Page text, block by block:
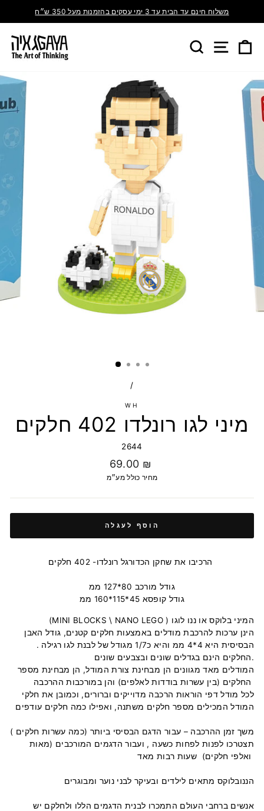
משלוח חינם עד הבית עד 3 ימי עסקים בהזמנות מעל 350 ש״ח
/
WH
מיני לגו רונלדו 402 חלקים
2644
מחיר
רגיל
69.00 ₪
מחיר כולל מע״מ
הוסף לעגלה
גודל מורכב 80*127 ממ
גודל קופסא 45*115*160 ממ
(MINI BLOCKS \ NANO LEGO ) המיני בלוקס או ננו לוגו
הבסיסית היא 4*4 ממ והיא כ1/7 מגודל של לבנת לגו רגילה .
החלקים הינם בגדלים שונים ובצבעים שונים.
המודלים מאד מגוונים הן מבחינת צורת המודל, הן מבחינת מספר
לכל מודל דפי הוראות הרכבה מדוייקים וברורים, וכמובן את חלקי
המודל המכילים מספר חלקים משתנה, ואפילו כמה חלקים עודפים
משך זמן ההרכבה – עבור הדגם הבסיסי ביותר (כמה עשרות חלקים )
תצטרכו לפנות לפחות כשעה , ועבור הדגמים המורכבים (מאות
הננובלוקס מתאים לילדים ובעיקר לבני נוער ומבוגרים
אנשים ברחבי העולם התמכרו לבנית הדגמים הללו ולחלקם יש